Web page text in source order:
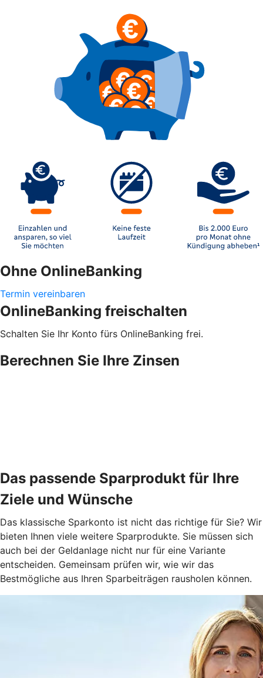
Ohne OnlineBanking
Termin vereinbaren
OnlineBanking freischalten
Schalten Sie Ihr Konto fürs OnlineBanking frei.
Berechnen Sie Ihre Zinsen
Das passende Sparprodukt für Ihre
Ziele und Wünsche
Das klassische Sparkonto ist nicht das richtige für Sie? Wir
bieten Ihnen viele weitere Sparprodukte. Sie müssen sich
auch bei der Geldanlage nicht nur für eine Variante
entscheiden. Gemeinsam prüfen wir, wie wir das
Bestmögliche aus Ihren Sparbeiträgen rausholen können.